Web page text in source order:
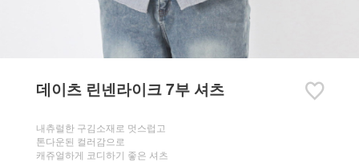
데이츠 린넨라이크 7부 셔츠
내츄럴한 구김소재로 멋스럽고
톤다운된 컬러감으로
캐쥬얼하게 코디하기 좋은 셔츠